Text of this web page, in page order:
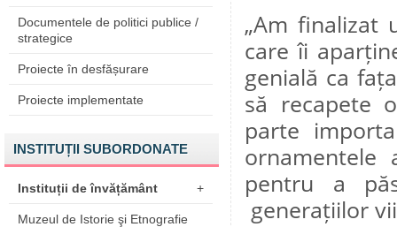
Documentele de politici publice /
strategice
Proiecte în desfășurare
Proiecte implementate
INSTITUȚII SUBORDONATE
Instituții de învățământ +
Muzeul de Istorie şi Etnografie
„Am finalizat
care îi
genială ca
să recapete
parte
ornamentele
pentru a
generațiilor